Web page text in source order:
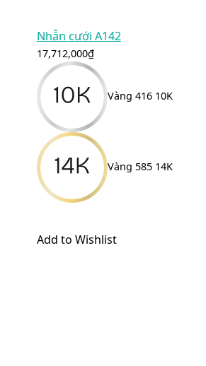
Nhẫn cưới A142
17,712,000₫
Vàng 416 10K
Vàng 585 14K
Add to Wishlist